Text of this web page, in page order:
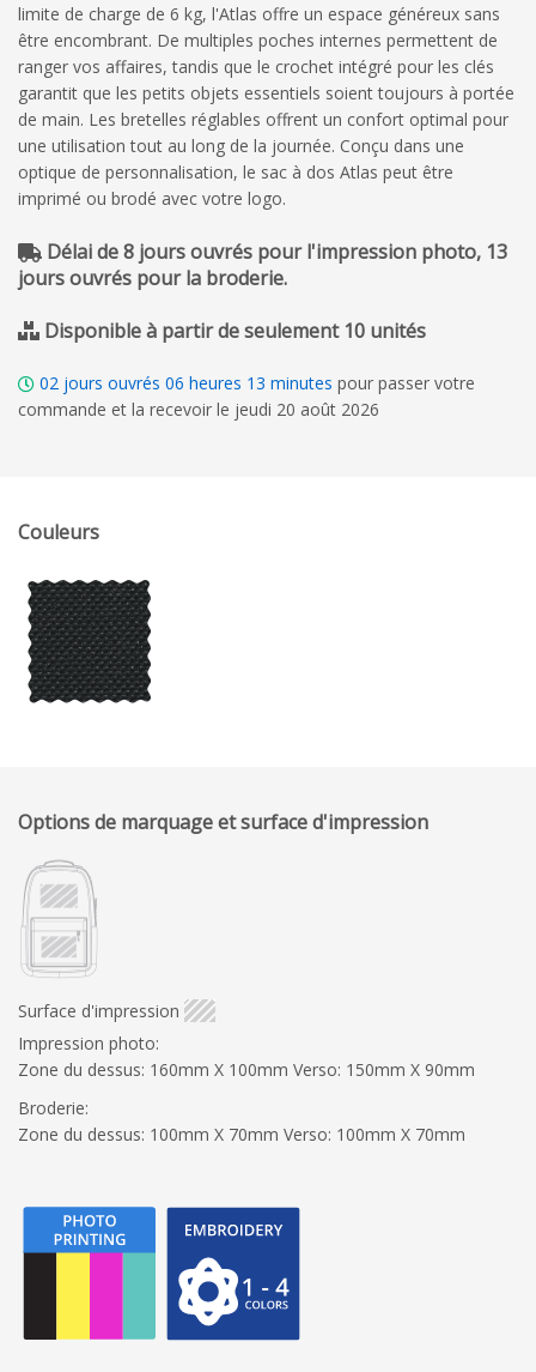
limite de charge de 6 kg, l'Atlas offre un espace généreux sans
être encombrant. De multiples poches internes permettent de
ranger vos affaires, tandis que le crochet intégré pour les clés
garantit que les petits objets essentiels soient toujours à portée
de main. Les bretelles réglables offrent un confort optimal pour
une utilisation tout au long de la journée. Conçu dans une
optique de personnalisation, le sac à dos Atlas peut être
imprimé ou brodé avec votre logo.
Délai de 8 jours ouvrés pour l'impression photo, 13
jours ouvrés pour la broderie.
Disponible à partir de seulement 10 unités
02 jours ouvrés 06 heures 13 minutes pour passer votre
commande et la recevoir le jeudi 20 août 2026
Couleurs
Options de marquage et surface d'impression
Surface d'impression
Impression photo:
Zone du dessus: 160mm X 100mm Verso: 150mm X 90mm
Broderie:
Zone du dessus: 100mm X 70mm Verso: 100mm X 70mm